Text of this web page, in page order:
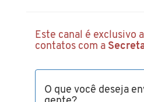
Este canal é exclusivo
contatos com a
O que você deseja